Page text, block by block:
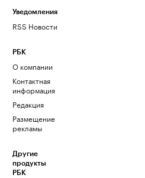
Уведомления
RSS Новости
РБК
О компании
Контактная
информация
Редакция
Размещение
рекламы
Другие
продукты
РБК